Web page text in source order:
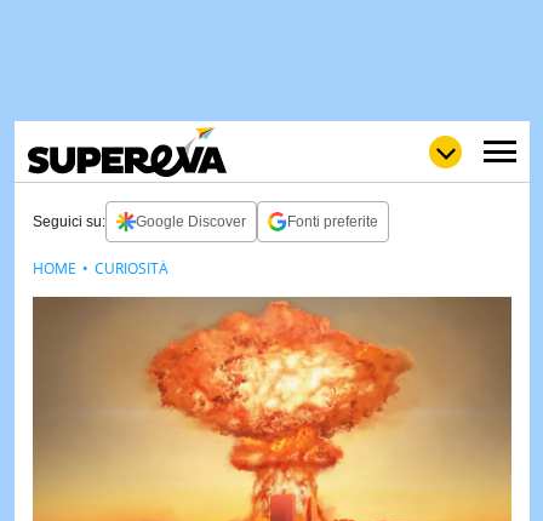
NEWS
Seguici su: Google Discover Fonti preferite
HOME CURIOSITÀ